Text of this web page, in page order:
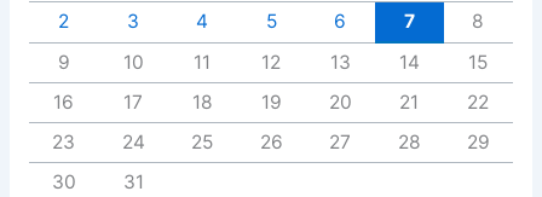
2
3 4 5 6 7
8
9
10 11 12 13 14
15
16
17 18 19 20 21
22
23
24 25 26 27 28
29
30
31